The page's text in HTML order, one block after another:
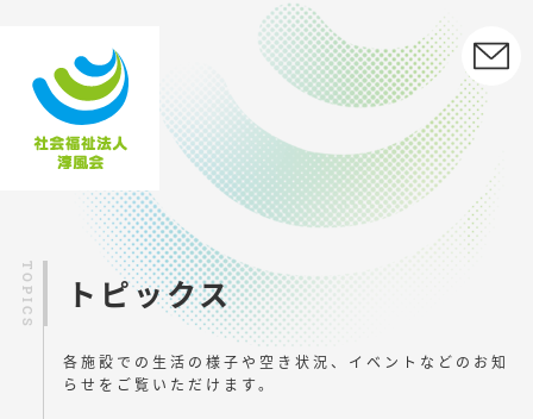
トピックス
各施設での生活の様子や空き状況、イベントなどの お知
らせをご覧いただけます。